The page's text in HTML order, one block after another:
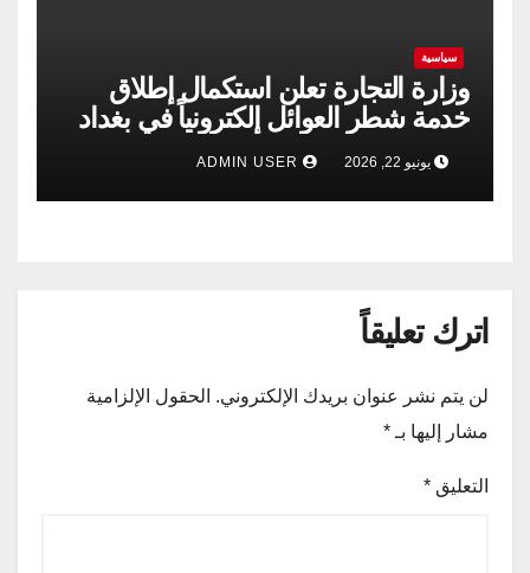
سياسية
وزارة التجارة تعلن استكمال إطلاق
خدمة شطر العوائل إلكترونياً في بغداد
وجميع المحافظات
يونيو 22, 2026
اترك تعليقاً
لن يتم نشر عنوان بريدك الإلكتروني. الحقول الإلزامية
مشار إليها بـ *
التعليق *